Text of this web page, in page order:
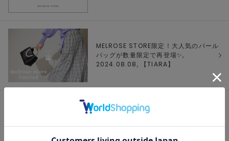
MELROSE STORE限定！大人気のパール
バッグが数量限定で再登場✨,
2024.08.08, 【TIARA】
MELROSE STORE限定！人気のプリント
Tシャツが数量限定復活✨, 2024.08.08,